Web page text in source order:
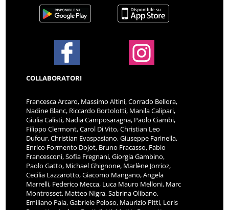
COLLABORATORI
Francesca Arcaro, Massimo Altini, Corrado Bellora,
Nadine Blanc, Riccardo Bortolotti, Manila Calipari,
Giulia Calisti, Nadia Camposaragna, Paolo Ciambi,
Filippo Clermont, Carol Di Vito, Christian Leo
Dufour, Christian Evaspasiano, Giuseppe Farinella,
Enrico Formento Dojot, Bruno Fracasso, Fabio
Francesconi, Sofia Fregnani, Giorgia Gambino,
Paolo Gatto, Michael Ghignone, Marlène Jorrioz,
Cecilia Lazzarotto, Giacomo Mangano, Angela
Marrelli, Federico Mecca, Luca Mauro Melloni, Marc
Montrosset, Matteo Nigra, Sabrina Olibano,
Emiliano Pala, Gabriele Peloso, Maurizio Pitti, Loris